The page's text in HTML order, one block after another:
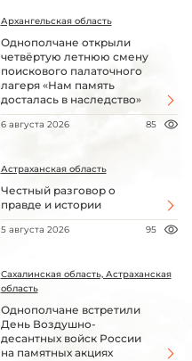
Архангельская область
Однополчане открыли
четвёртую летнюю смену
поискового палаточного
лагеря «Нам память
досталась в наследство»
6 августа 2026 85
Астраханская область
Честный разговор о
правде и истории
5 августа 2026 95
Сахалинская область, Астраханская
область
Однополчане встретили
День Воздушно-
десантных войск России
на памятных акциях